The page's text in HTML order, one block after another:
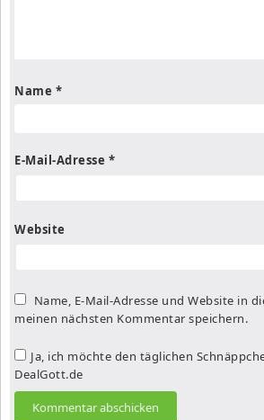
Name *
E-Mail-Adresse *
Website
Name, E-Mail-Adresse und Website in
meinen nächsten Kommentar speichern.
Ja, ich möchte den täglichen
DealGott.de